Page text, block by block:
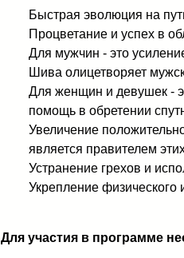
Быстрая эволюция на
Процветание и успех в
Для мужчин - это
Шива олицетворяет
Для женщин и девушек -
помощь в обретении
Увеличение
является правителем
Устранение грехов и
Укрепление физического
Для участия в программе